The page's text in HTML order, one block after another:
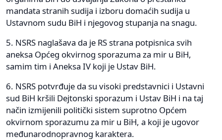
mandata stranih sudija i izboru domaćih sudija u
Ustavnom sudu BiH i njegovog stupanja na snagu.
5. NSRS naglašava da je RS strana potpisnica svih
aneksa Općeg okvirnog sporazuma za mir u BiH,
samim tim i Aneksa IV koji je Ustav BiH.
6. NSRS potvrđuje da su visoki predstavnici i Ustavni
sud BiH kršili Dejtonski sporazum i Ustav BiH i na taj
način izmijenili politički sistem suprotno Općem
okvirnom sporazumu za mir u BiH, a koji je ugovor
međunarodnopravnog karaktera.